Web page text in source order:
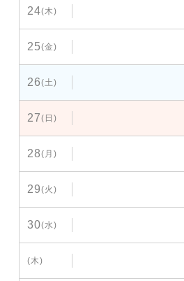
24(木)
25(金)
26(土)
27(日)
28(月)
29(火)
30(水)
(木)